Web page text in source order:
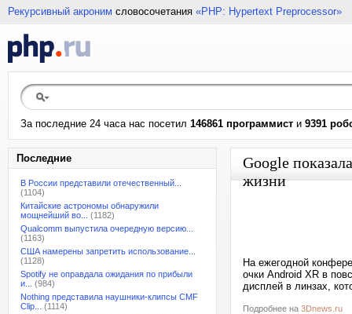
Рекурсивный акроним словосочетания «PHP: Hypertext Preprocessor»
За последние 24 часа нас посетил 146861 программист и 9391
Последние
В России представили отечественный...
(1104)
Китайские астрономы обнаружили
мощнейший во...
(1182)
Qualcomm выпустила очередную версию...
(1163)
США намерены запретить использование...
(1128)
Spotify не оправдала ожидания по прибыли
и...
(984)
Nothing представила наушники-клипсы CMF
Clip...
(1114)
Google
жизни
На ежегодной
очки Android XR в
дисплей в линзах,
Подробнее на 3Dnews.ru